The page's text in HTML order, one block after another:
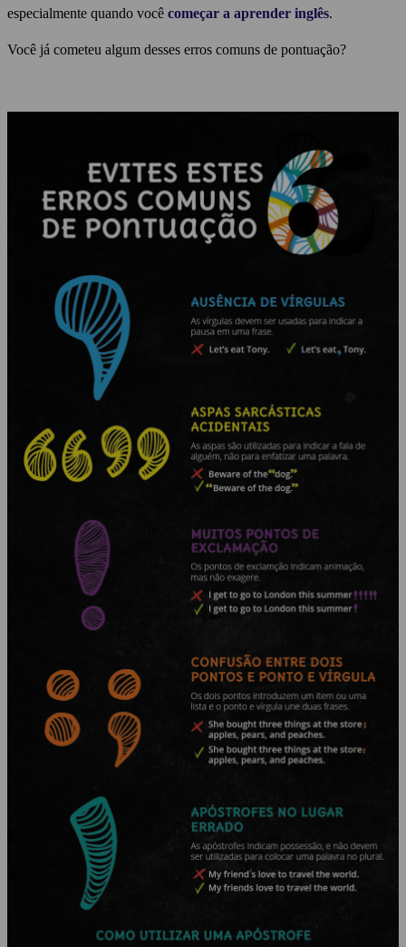
especialmente quando você começar a aprender inglês.
Você já cometeu algum desses erros comuns de pontuação?